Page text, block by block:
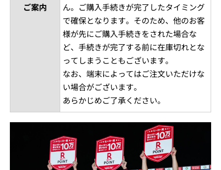
ご案内
ん。ご購入手続きが完了したタイミング
で確保となります。そのため、他のお客
様が先にご購入手続きをされた場合な
ど、手続きが完了する前に在庫切れとな
ってしまうこともございます。
なお、端末によってはご注文いただけな
い場合がございます。
あらかじめご了承ください。